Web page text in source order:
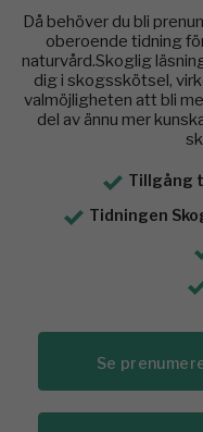
Då behöver du bli
oberoende tidning
naturvård.Skoglig
dig i skogsskötsel,
valmöjligheten att bli
del av ännu mer
Tillgång
Tidningen
Se